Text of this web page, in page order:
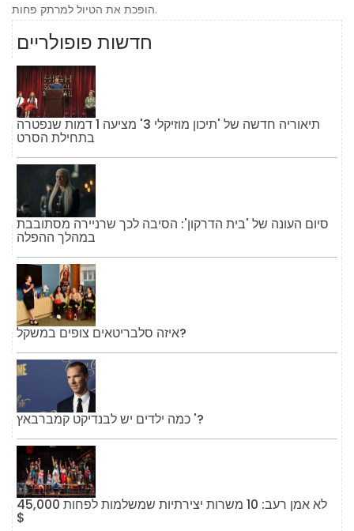
הופכת את הטיול למרתק פחות.
חדשות פופולריים
תיאוריה חדשה של 'תיכון מוזיקלי 3' מציעה 1 דמות שנפטרה
בתחילת הסרט
סיום העונה של 'בית הדרקון': הסיבה לכך שרניירה מסתובבת
במהלך ההפלה
איזה סלבריטאים צופים במשקל?
כמה ילדים יש לבנדיקט קמברבאץ '?
לא אמן רעב: 10 משרות יצירתיות שמשלמות לפחות 45,000
$